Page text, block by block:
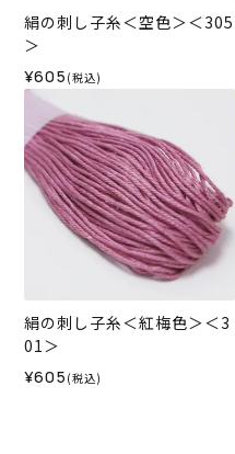
絹の刺し子糸＜空色＞＜305
＞
¥605 (税込)
絹の刺し子糸＜紅梅色＞＜3
01＞
¥605 (税込)